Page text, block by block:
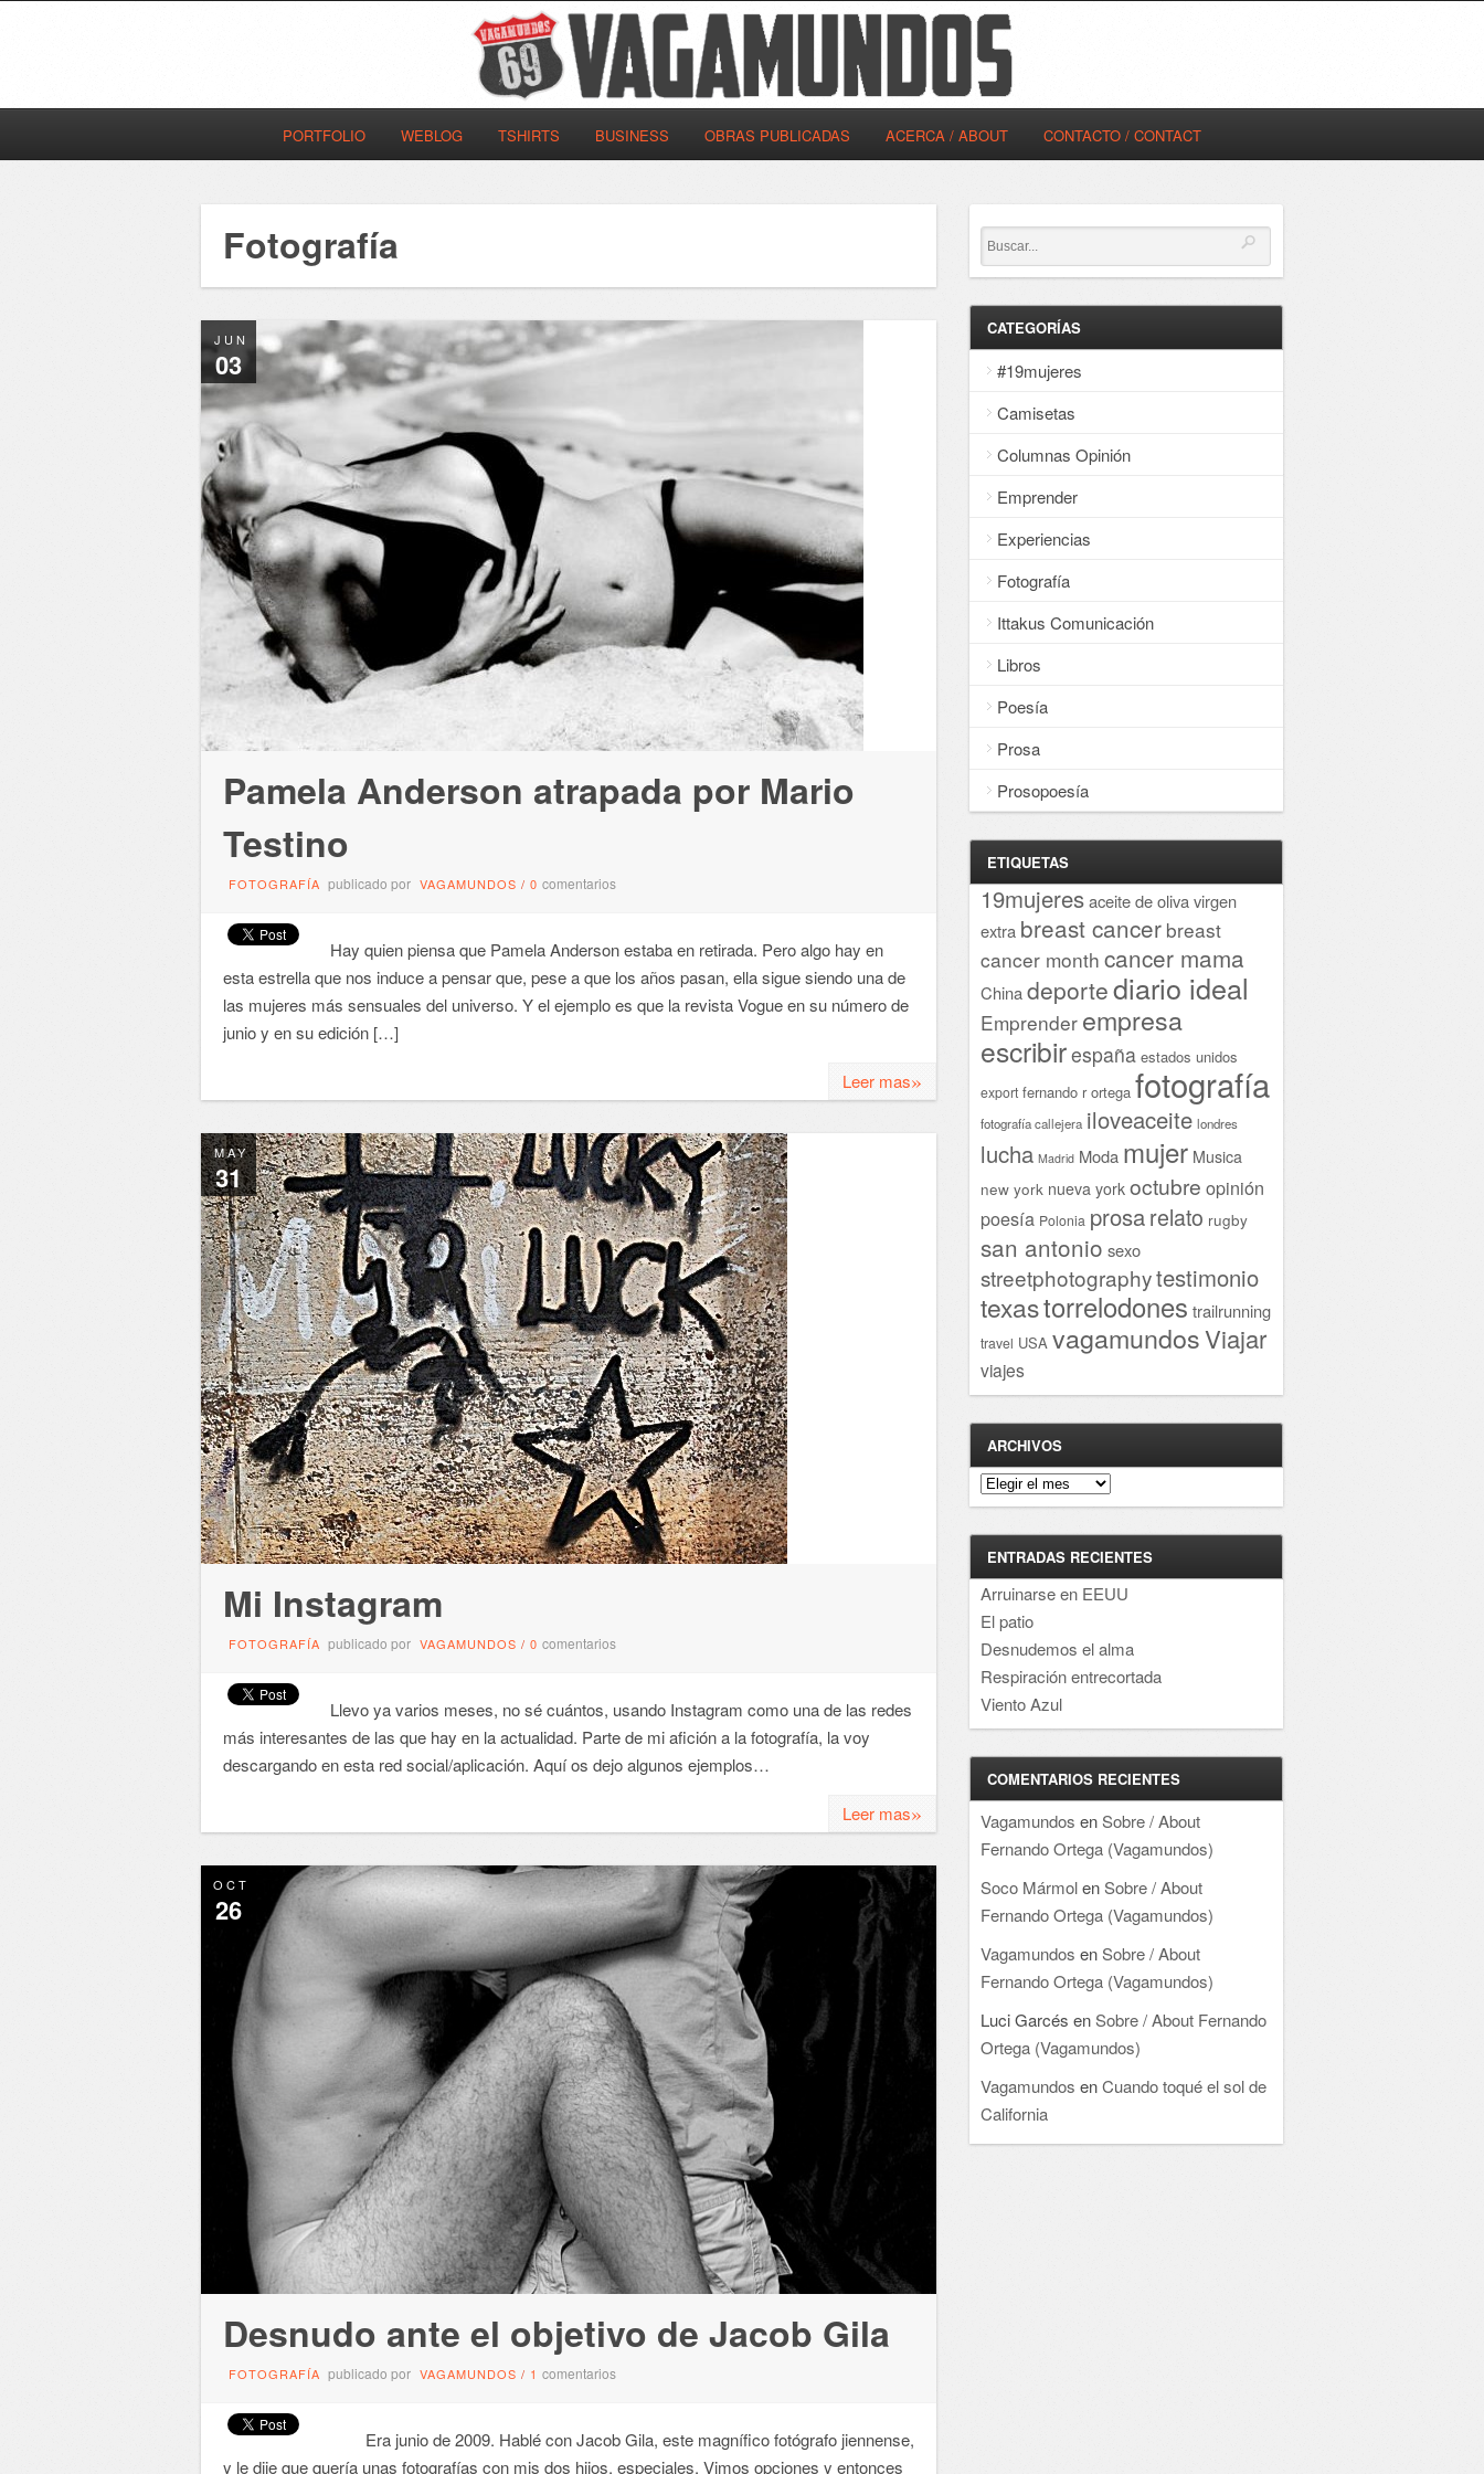
PORTFOLIO WEBLOG TSHIRTS BUSINESS OBRAS PUBLICADAS ACERCA / ABOUT CONTACTO / CONTACT
Fotografía
JUN
03
Pamela Anderson atrapada por Mario
Testino
FOTOGRAFÍA publicado por VAGAMUNDOS / 0 comentarios
Hay quien piensa que Pamela Anderson estaba en retirada. Pero algo hay en
esta estrella que nos induce a pensar que, pese a que los años pasan, ella sigue siendo una de
las mujeres más sensuales del universo. Y el ejemplo es que la revista Vogue en su número de
junio y en su edición […]
Leer mas»
MAY
31
Mi Instagram
FOTOGRAFÍA publicado por VAGAMUNDOS / 0 comentarios
Llevo ya varios meses, no sé cuántos, usando Instagram como una de las redes
más interesantes de las que hay en la actualidad. Parte de mi afición a la fotografía, la voy
descargando en esta red social/aplicación. Aquí os dejo algunos ejemplos…
Leer mas»
OCT
26
Desnudo ante el objetivo de Jacob Gila
FOTOGRAFÍA publicado por VAGAMUNDOS / 1 comentarios
Era junio de 2009. Hablé con Jacob Gila, este magnífico fotógrafo jiennense,
y le dije que quería unas fotografías con mis dos hijos, especiales. Vimos opciones y entonces
CATEGORÍAS
#19mujeres
Camisetas
Columnas Opinión
Emprender
Experiencias
Fotografía
Ittakus Comunicación
Libros
Poesía
Prosa
Prosopoesía
ETIQUETAS
19mujeresaceite de oliva virgen
extra breast cancer breast
cancer month cancer mama
Chinadeportediario ideal
Emprender empresa
escribirespaña estados unidos
export fernando r ortega fotografía
fotografía callejera iloveaceite londres
lucha Madrid Moda mujer Musica
new york nueva york octubre opinión
poesía Polonia prosarelato rugby
san antonio sexo
streetphotographytestimonio
texastorrelodones trailrunning
travel USA vagamundosViajar
viajes
ARCHIVOS
Archivos
ENTRADAS RECIENTES
Arruinarse en EEUU
El patio
Desnudemos el alma
Respiración entrecortada
Viento Azul
COMENTARIOS RECIENTES
Vagamundos enSobre / About
Fernando Ortega (Vagamundos)
Soco MármolenSobre / About
Fernando Ortega (Vagamundos)
Vagamundos enSobre / About
Fernando Ortega (Vagamundos)
Luci Garcés enSobre / About Fernando
Ortega (Vagamundos)
Vagamundos enCuando toqué el sol de
California